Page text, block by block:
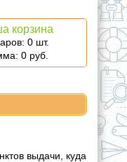
корзина
0 шт.
0 руб.
выдачи, куда